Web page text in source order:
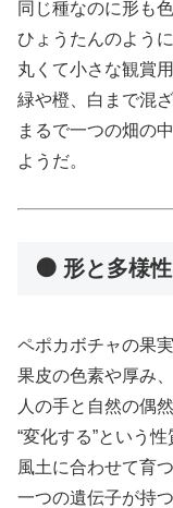
同じ種なのに形も
ひょうたんのよう
丸くて小さな観賞
緑や橙、白まで混
まるで一つの畑の
ようだ。
🟠 形と多様
ペポカボチャの果
果皮の色素や厚み
人の手と自然の偶
“変化する”という
風土に合わせて育つ
一つの遺伝子が持